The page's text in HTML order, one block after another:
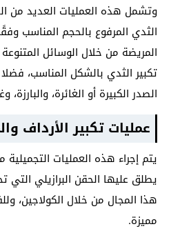
وتشمل هذه العمليات العديد من
الثدي المرفوع بالحجم المناسب
المريضة من خلال الوسائل
تكبير الثدي بالشكل المناسب،
الصدر الكبيرة أو الغائرة، والبارزة،
عمليات تكبير الأرداف
يتم إجراء هذه العمليات
يطلق عليها الحقن البرازيلي
هذا المجال من خلال الكولاجين،
مميزة.